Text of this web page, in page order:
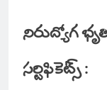
నిరుద్యోగ
సర్టిఫికెట్స్ :